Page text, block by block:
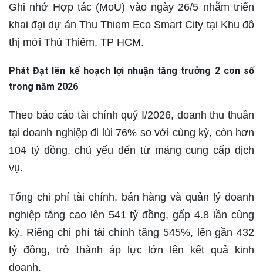
Ghi nhớ Hợp tác (MoU) vào ngày 26/5 nhằm triển
khai đại dự án Thu Thiem Eco Smart City tại Khu đô
thị mới Thủ Thiêm, TP HCM.
Phát Đạt lên kế hoạch lợi nhuận tăng trưởng 2 con số
trong năm 2026
Theo báo cáo tài chính quý I/2026, doanh thu thuần
tại doanh nghiệp đi lùi 76% so với cùng kỳ, còn hơn
104 tỷ đồng, chủ yếu đến từ mảng cung cấp dịch
vụ.
Tổng chi phí tài chính, bán hàng và quản lý doanh
nghiệp tăng cao lên 541 tỷ đồng, gấp 4.8 lần cùng
kỳ. Riêng chi phí tài chính tăng 545%, lên gần 432
tỷ đồng, trở thành áp lực lớn lên kết quả kinh
doanh.